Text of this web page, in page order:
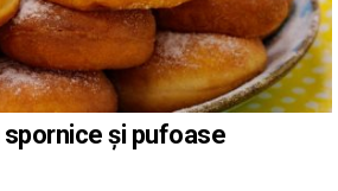
spornice și pufoase